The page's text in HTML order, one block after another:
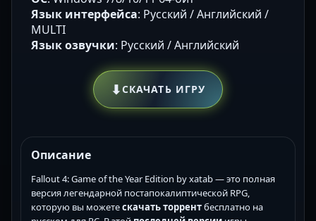
Язык интерфейса: Русский / Английский /
MULTI
Язык озвучки: Русский / Английский
⬇СКАЧАТЬ ИГРУ
Описание
Fallout 4: Game of the Year Edition by xatab — это полная
версия легендарной постапокалиптической RPG,
которую вы можетескачать торрентбесплатно на